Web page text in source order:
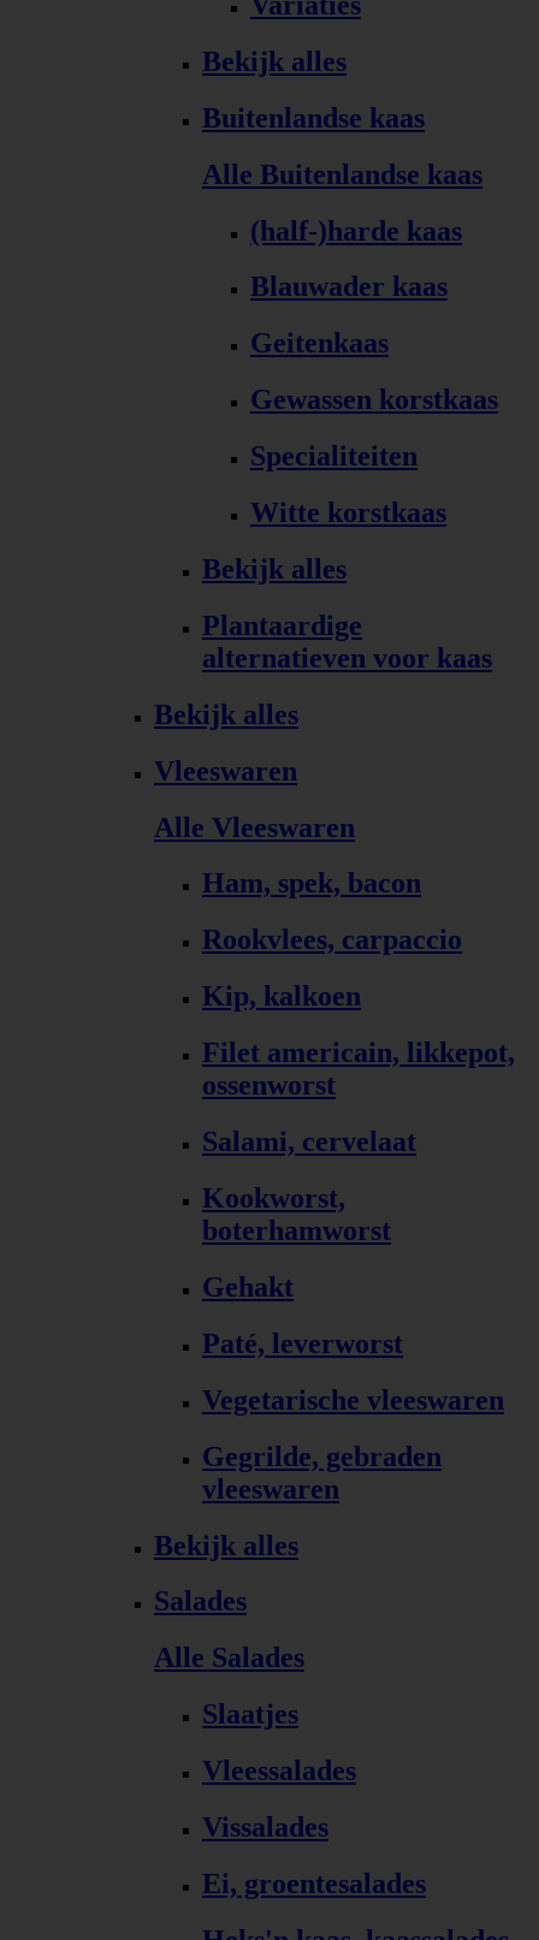
Bekijk alles
Buitenlandse kaas
Alle Buitenlandse kaas
(half-)harde kaas
Blauwader kaas
Geitenkaas
Gewassen korstkaas
Specialiteiten
Witte korstkaas
Bekijk alles
Plantaardige
alternatieven voor kaas
Bekijk alles
Vleeswaren
Alle Vleeswaren
Ham, spek, bacon
Rookvlees, carpaccio
Kip, kalkoen
Filet americain, likkepot,
ossenworst
Salami, cervelaat
Kookworst,
boterhamworst
Gehakt
Paté, leverworst
Vegetarische vleeswaren
Gegrilde, gebraden
vleeswaren
Bekijk alles
Salades
Alle Salades
Slaatjes
Vleessalades
Vissalades
Ei, groentesalades